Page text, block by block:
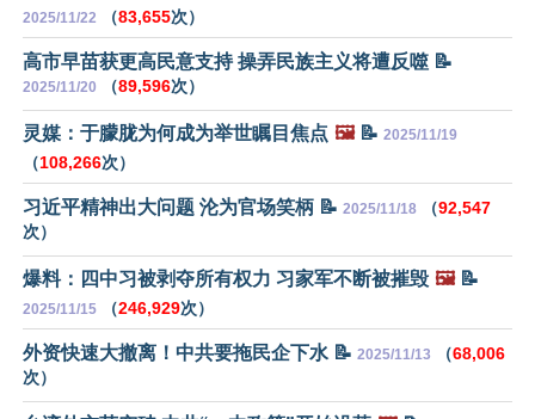
2025/11/22 （83,655次）
高市早苗获更高民意支持 操弄民族主义将遭反噬 📝
2025/11/20 （89,596次）
灵媒：于朦胧为何成为举世瞩目焦点 🖼️📝 2025/11/19
（108,266次）
习近平精神出大问题 沦为官场笑柄 📝 2025/11/18 （92,547
次）
爆料：四中习被剥夺所有权力 习家军不断被摧毁 🖼️📝
2025/11/15 （246,929次）
外资快速大撤离！中共要拖民企下水 📝 2025/11/13 （68,006
次）